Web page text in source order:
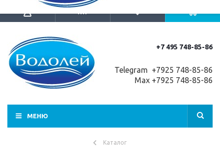
+7 495 748-85-86
Telegram +7925 748-85-86
Max +7925 748-85-86
МЕНЮ
Каталог